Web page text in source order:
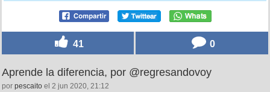
41 0
Aprende la diferencia, por @regresandovoy
por pescaito el 2 jun 2020, 21:12